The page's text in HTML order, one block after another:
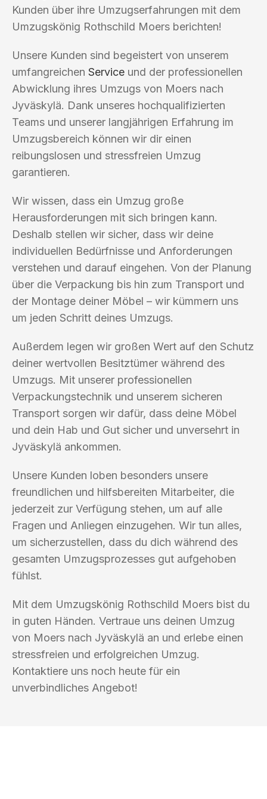
Kunden über ihre Umzugserfahrungen mit dem
Umzugskönig Rothschild Moers berichten!
Unsere Kunden sind begeistert von unserem
umfangreichen Service und der professionellen
Abwicklung ihres Umzugs von Moers nach
Jyväskylä. Dank unseres hochqualifizierten
Teams und unserer langjährigen Erfahrung im
Umzugsbereich können wir dir einen
reibungslosen und stressfreien Umzug
garantieren.
Wir wissen, dass ein Umzug große
Herausforderungen mit sich bringen kann.
Deshalb stellen wir sicher, dass wir deine
individuellen Bedürfnisse und Anforderungen
verstehen und darauf eingehen. Von der Planung
über die Verpackung bis hin zum Transport und
der Montage deiner Möbel – wir kümmern uns
um jeden Schritt deines Umzugs.
Außerdem legen wir großen Wert auf den Schutz
deiner wertvollen Besitztümer während des
Umzugs. Mit unserer professionellen
Verpackungstechnik und unserem sicheren
Transport sorgen wir dafür, dass deine Möbel
und dein Hab und Gut sicher und unversehrt in
Jyväskylä ankommen.
Unsere Kunden loben besonders unsere
freundlichen und hilfsbereiten Mitarbeiter, die
jederzeit zur Verfügung stehen, um auf alle
Fragen und Anliegen einzugehen. Wir tun alles,
um sicherzustellen, dass du dich während des
gesamten Umzugsprozesses gut aufgehoben
fühlst.
Mit dem Umzugskönig Rothschild Moers bist du
in guten Händen. Vertraue uns deinen Umzug
von Moers nach Jyväskylä an und erlebe einen
stressfreien und erfolgreichen Umzug.
Kontaktiere uns noch heute für ein
unverbindliches Angebot!